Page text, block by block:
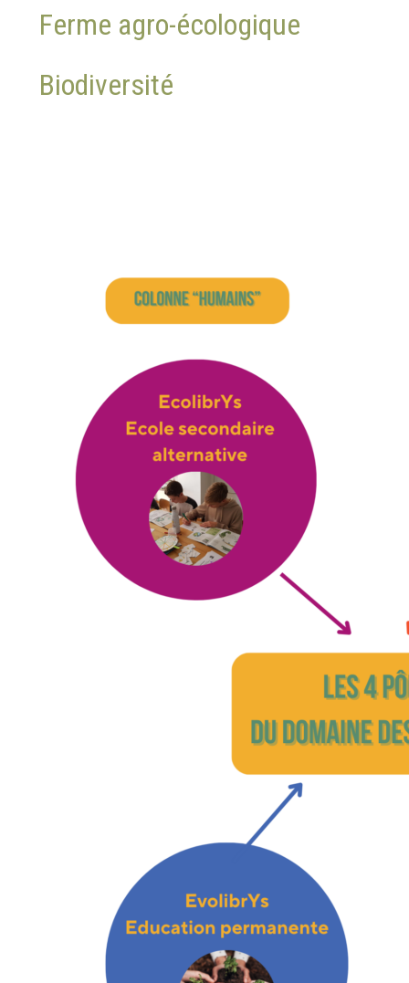
Ferme agro-écologique
Biodiversité